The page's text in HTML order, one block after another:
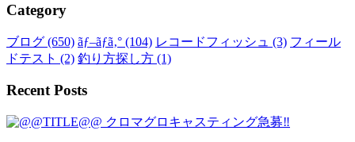
Category
ブログ (650) ãƒ–ãƒ­ã‚° (104) レコードフィッシュ (3) フィール
ドテスト (2) 釣り方探し方 (1)
Recent Posts
クロマグロキャスティング急募‼️